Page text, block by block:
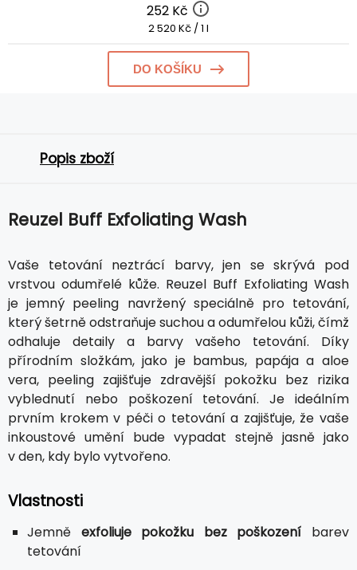
252 Kč
2 520 Kč / 1 l
DO KOŠÍKU
Popis zboží
Reuzel Buff Exfoliating Wash
Vaše tetování neztrácí barvy, jen se skrývá pod
vrstvou odumřelé kůže. Reuzel Buff Exfoliating Wash
je jemný peeling navržený speciálně pro tetování,
který šetrně odstraňuje suchou a odumřelou kůži, čímž
odhaluje detaily a barvy vašeho tetování. Díky
přírodním složkám, jako je bambus, papája a aloe
vera, peeling zajišťuje zdravější pokožku bez rizika
vyblednutí nebo poškození tetování. Je ideálním
prvním krokem v péči o tetování a zajišťuje, že vaše
inkoustové umění bude vypadat stejně jasně jako
v den, kdy bylo vytvořeno.
Vlastnosti
Jemně exfoliuje pokožku bez poškození barev
tetování